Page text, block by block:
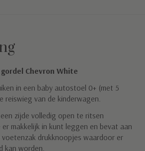
Chevron White
in een baby autostoel 0+ (met 5
reiswieg van de kinderwagen.
zijde volledig open te ritsen
makkelijk in kunt leggen en bevat aan
drukknoopjes waardoor er
kan worden.